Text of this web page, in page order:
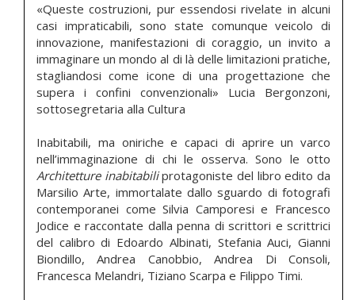
«Queste costruzioni, pur essendosi rivelate in alcuni
casi impraticabili, sono state comunque veicolo di
innovazione, manifestazioni di coraggio, un invito a
immaginare un mondo al di là delle limitazioni pratiche,
stagliandosi come icone di una progettazione che
supera i confini convenzionali» Lucia Bergonzoni,
sottosegretaria alla Cultura
Inabitabili, ma oniriche e capaci di aprire un varco
nell’immaginazione di chi le osserva. Sono le otto
Architetture inabitabiliprotagoniste del libro edito da
Marsilio Arte, immortalate dallo sguardo di fotografi
contemporanei come Silvia Camporesi e Francesco
Jodice e raccontate dalla penna di scrittori e scrittrici
del calibro di Edoardo Albinati, Stefania Auci, Gianni
Biondillo, Andrea Canobbio, Andrea Di Consoli,
Francesca Melandri, Tiziano Scarpa e Filippo Timi.